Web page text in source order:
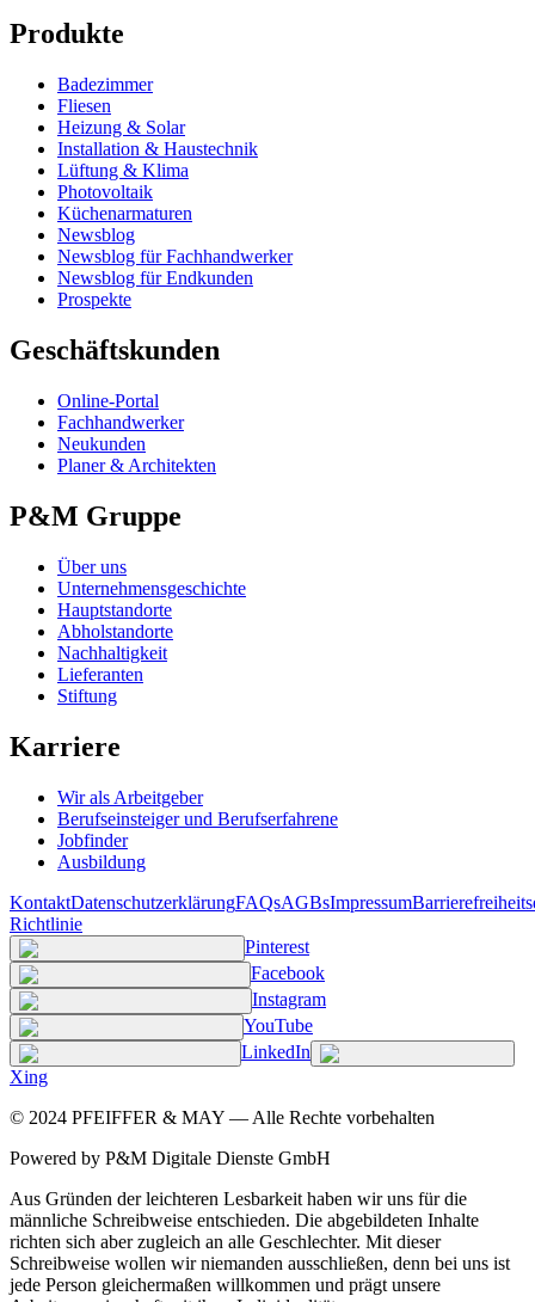
Produkte
Badezimmer
Fliesen
Heizung & Solar
Installation & Haustechnik
Lüftung & Klima
Photovoltaik
Küchenarmaturen
Newsblog
Newsblog für Fachhandwerker
Newsblog für Endkunden
Prospekte
Geschäftskunden
Online-Portal
Fachhandwerker
Neukunden
Planer & Architekten
P&M Gruppe
Über uns
Unternehmensgeschichte
Hauptstandorte
Abholstandorte
Nachhaltigkeit
Lieferanten
Stiftung
Karriere
Wir als Arbeitgeber
Berufseinsteiger und Berufserfahrene
Jobfinder
Ausbildung
KontaktDatenschutzerklärungFAQsAGBsImpressum
Richtlinie
Pinterest
Facebook
Instagram
YouTube
LinkedIn
Xing
© 2024 PFEIFFER & MAY — Alle Rechte vorbehalten
Powered by P&M Digitale Dienste GmbH
Aus Gründen der leichteren Lesbarkeit haben wir uns für die
männliche Schreibweise entschieden. Die abgebildeten Inhalte
richten sich aber zugleich an alle Geschlechter. Mit dieser
Schreibweise wollen wir niemanden ausschließen, denn bei uns ist
jede Person gleichermaßen willkommen und prägt unsere